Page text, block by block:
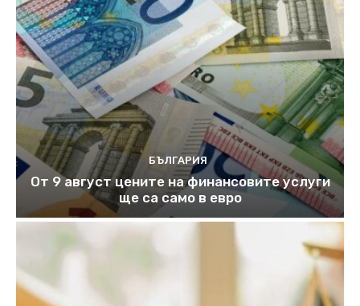
БЪЛГАРИЯ
От 9 август цените на финансовите услуги
ще са само в евро